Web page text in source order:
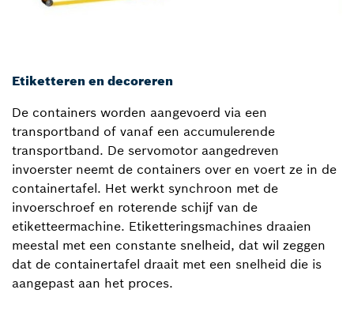
Etiketteren en decoreren
De containers worden aangevoerd via een
transportband of vanaf een accumulerende
transportband. De servomotor aangedreven
invoerster neemt de containers over en voert ze in de
containertafel. Het werkt synchroon met de
invoerschroef en roterende schijf van de
etiketteermachine. Etiketteringsmachines draaien
meestal met een constante snelheid, dat wil zeggen
dat de containertafel draait met een snelheid die is
aangepast aan het proces.